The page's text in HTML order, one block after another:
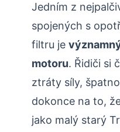
Jedním z
spojených s
filtru je
motoru. Řidiči si
ztráty síly,
dokonce na to,
jako malý starý